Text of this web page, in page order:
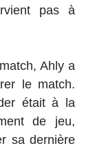
pas à
Ahly a
le match.
était à la
de jeu,
sa dernière